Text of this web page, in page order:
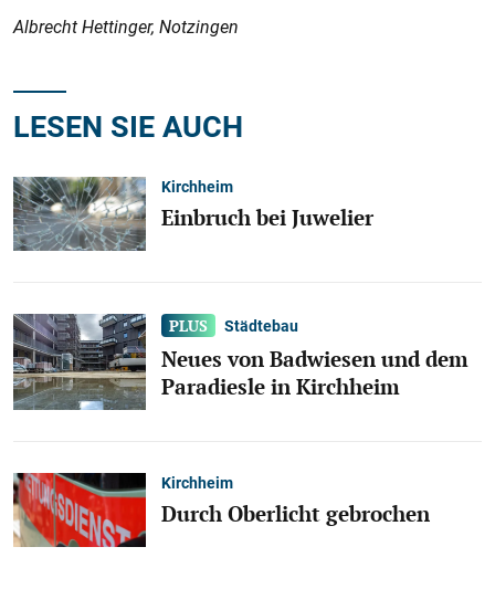
Albrecht Hettinger, Notzingen
LESEN SIE AUCH
Kirchheim
Einbruch bei Juwelier
Städtebau
Neues von Badwiesen und dem
Paradiesle in Kirchheim
Kirchheim
Durch Oberlicht gebrochen